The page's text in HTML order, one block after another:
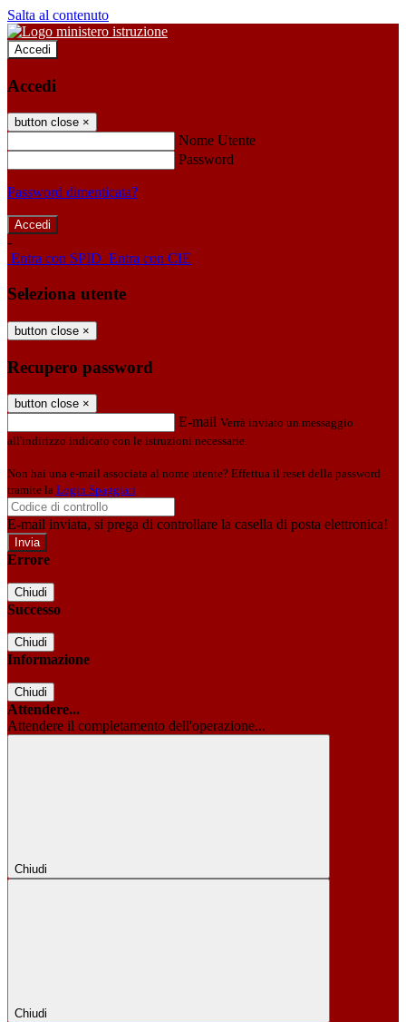
Salta al contenuto
Accedi
Accedi
button close ×
Nome Utente
Password
Password dimenticata?
-
Entra con SPID Entra con CIE
Seleziona utente
button close ×
Recupero password
button close ×
E-mail Verrà inviato un messaggio
all'indirizzo indicato con le istruzioni necessarie.
Non hai una e-mail associata al nome utente? Effettua il reset della password
tramite la Login Spaggiari
E-mail inviata, si prega di controllare la casella di posta elettronica!
Errore
Chiudi
Successo
Chiudi
Informazione
Chiudi
Attendere...
Attendere il completamento dell'operazione...
Chiudi
Chiudi